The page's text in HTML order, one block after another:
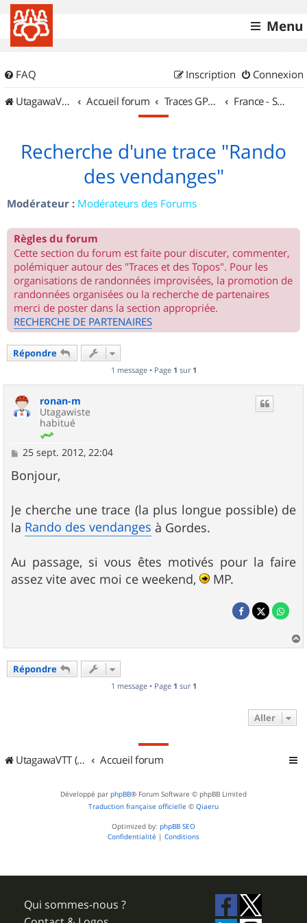
Menu
FAQ Connexion
Inscription
UtagawaVTT (Randos VTT et VTTAE avec traces GPS)
Accueil forum Traces GPS de randos VTT France - Sud Est
Recherche d'une trace "Rando
des vendanges"
Modérateur : Modérateurs des Forums
Règles du forum
Cette section du forum est faite pour discuter, commenter,
polémiquer autour des "Traces et des Topos". Pour les
organisations de randonnées improvisées, la promotion de
randonnées organisées ou la recherche de partenaires
merci de poster dans la section appropriée.
RECHERCHE DE PARTENAIRES
Répondre
1 message • Page 1 sur 1
ronan-m
Utagawiste
habitué
M
s
s
g
e
25 sept. 2012, 22:04
Bonjour,
Je cherche une trace (la plus longue possible) de
la Rando des vendanges à Gordes.
Au passage, si vous êtes motivés pour la faire
assez vite avec moi ce weekend,
MP.
a
Répondre
1 message • Page 1 sur 1
Aller
UtagawaVTT (Randos VTT et VTTAE avec traces GPS) Accueil forum
Développé par phpBB® Forum Software © phpBB Limited
Traduction française officielle © Qiaeru
Optimized by: phpBB SEO
Confidentialité | Conditions
Qui sommes-nous ?